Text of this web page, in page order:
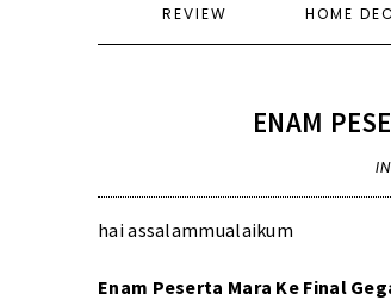
REVIEW HOME
ENAM
hai assalammualaikum
Enam Peserta Mara Ke Final